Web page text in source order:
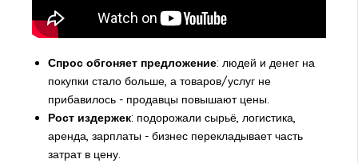
Спрос обгоняет предложение: людей и денег на
покупки стало больше, а товаров/услуг не
прибавилось - продавцы повышают цены.
Рост издержек: подорожали сырьё, логистика,
аренда, зарплаты - бизнес перекладывает часть
затрат в цену.